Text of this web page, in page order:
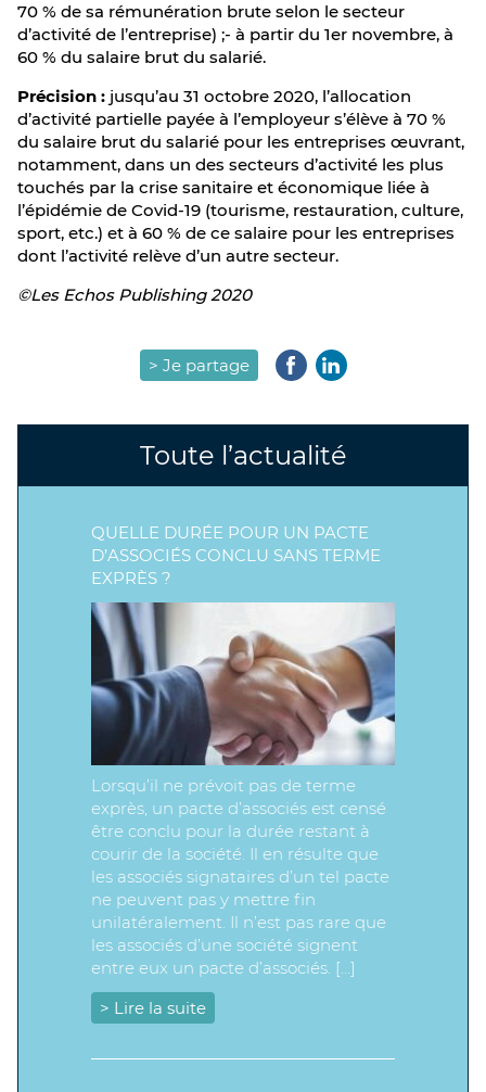
70 % de sa rémunération brute selon le secteur
d’activité de l’entreprise) ;- à partir du 1er novembre, à
60 % du salaire brut du salarié.
Précision : jusqu’au 31 octobre 2020, l’allocation
d’activité partielle payée à l’employeur s’élève à 70 %
du salaire brut du salarié pour les entreprises œuvrant,
notamment, dans un des secteurs d’activité les plus
touchés par la crise sanitaire et économique liée à
l’épidémie de Covid-19 (tourisme, restauration, culture,
sport, etc.) et à 60 % de ce salaire pour les entreprises
dont l’activité relève d’un autre secteur.
©Les Echos Publishing 2020
> Je partage
Toute l’actualité
QUELLE DURÉE POUR UN PACTE
D’ASSOCIÉS CONCLU SANS TERME
EXPRÈS ?
Lorsqu’il ne prévoit pas de terme
exprès, un pacte d’associés est censé
être conclu pour la durée restant à
courir de la société. Il en résulte que
les associés signataires d’un tel pacte
ne peuvent pas y mettre fin
unilatéralement. Il n’est pas rare que
les associés d’une société signent
entre eux un pacte d’associés. […]
> Lire la suite